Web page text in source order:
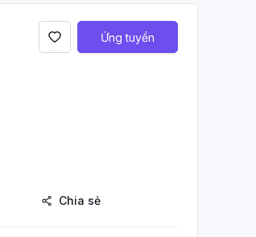
Ứng tuyển
Chia sẻ